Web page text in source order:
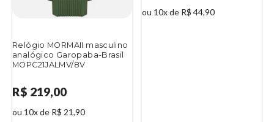
Relógio MORMAII masculino
analógico Garopaba-Brasil
MOPC21JALMV/8V
R$ 219,00
ou 10x de R$ 21,90
ou 10x de R$ 44,90